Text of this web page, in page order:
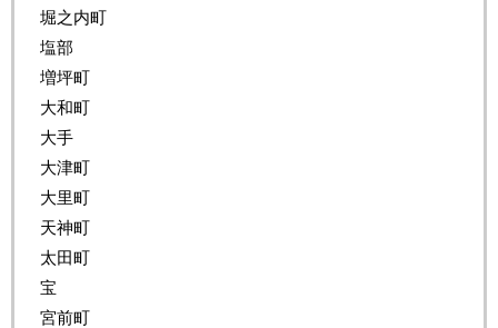
堀之内町
塩部
増坪町
大和町
大手
大津町
大里町
天神町
太田町
宝
宮前町